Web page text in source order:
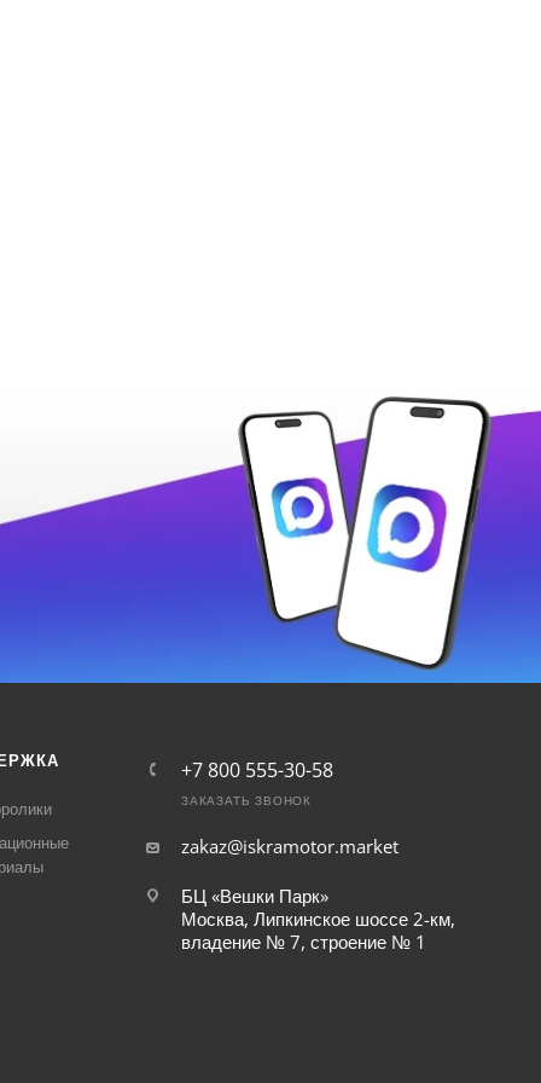
+7 800 555-30-58
ЗАКАЗАТЬ ЗВОНОК
zakaz@iskramotor.market
БЦ «Вешки Парк»
Москва, Липкинское шоссе 2-км,
владение № 7, строение № 1